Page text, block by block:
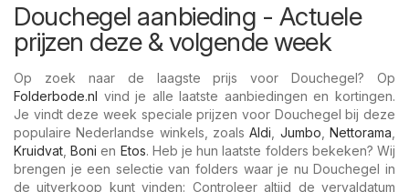
Douchegel aanbieding - Actuele
prijzen deze & volgende week
Op zoek naar de laagste prijs voor Douchegel? Op
Folderbode.nl vind je alle laatste aanbiedingen en kortingen.
Je vindt deze week speciale prijzen voor Douchegel bij deze
populaire Nederlandse winkels, zoalsAldi Jumbo ,Nettorama
Kruidvat ,Boni en Etos. Heb je hun laatste folders bekeken? Wij
brengen je een selectie van folders waar je nu Douchegel in
de uitverkoop kunt vinden: Controleer altijd de vervaldatum